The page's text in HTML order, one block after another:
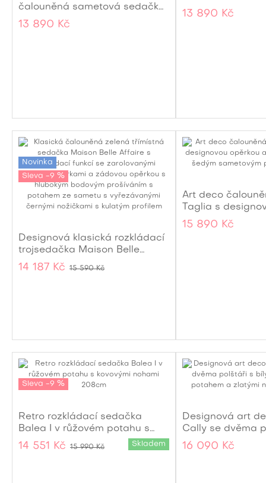
čalouněná sametová sedačka
Perla s prošívaným černým
potahem se zlatými kovovými
13 890 Kč
sedačka Lienne
opěrkami na
13 890 Kč
Novinka
Sleva -9 %
Designová klasická rozkládací
trojsedačka Maison Belle
Affaire se zeleným sametovým
potahem a hlubokým
14 187 Kč 15 590 Kč
Art deco
Taglia s
dvěma polštáři s
sametovým
15 890 Kč
Sleva -9 %
Retro rozkládací sedačka
Balea I v růžovém potahu s
kovovými nohami 208cm
14 551 Kč 15 990 Kč Skladem
Designová art
Cally se dvěma
kožešinovým
zlatými
16 090 Kč